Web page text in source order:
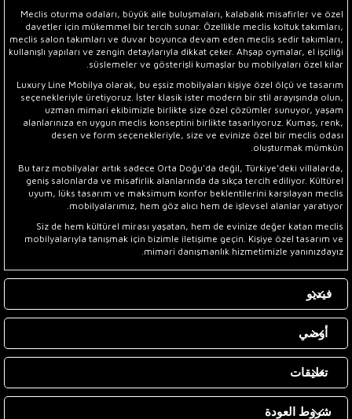
Meclis oturma odaları, büyük aile buluşmaları, kalabalık misafirler ve özel
davetler için mükemmel bir tercih sunar. Özellikle meclis koltuk takımları,
meclis salon takımları ve duvar boyunca devam eden meclis sedir takımları,
kullanışlı yapıları ve zengin detaylarıyla dikkat çeker. Ahşap oymalar, el işçiliği
süslemeler ve gösterişli kumaşlar bu mobilyaları özel kılar.
Luxury Line Mobilya olarak, bu eşsiz mobilyaları kişiye özel ölçü ve tasarım
seçenekleriyle üretiyoruz. İster klasik ister modern bir stil arayışında olun,
uzman mimari ekibimizle birlikte size özel çözümler sunuyor, yaşam
alanlarınıza en uygun meclis konseptini birlikte tasarlıyoruz. Kumaş, renk,
desen ve form seçenekleriyle, size ve evinize özel bir meclis odası
oluşturmak mümkün.
Bu tarz mobilyalar artık sadece Orta Doğu'da değil, Türkiye’deki villalarda,
geniş salonlarda ve misafirlik alanlarında da sıkça tercih ediliyor. Kültürel
uyum, lüks tasarım ve maksimum konfor beklentilerini karşılayan meclis
mobilyalarımız, hem göz alıcı hem de işlevsel alanlar yaratıyor.
Siz de hem kültürel mirası yaşatan, hem de evinize değer katan meclis
mobilyalarıyla tanışmak için bizimle iletişime geçin. Kişiye özel tasarım ve
mimari danışmanlık hizmetimizle yanınızdayız.
فيديو
أوصي
تعليقات
شروط العودة